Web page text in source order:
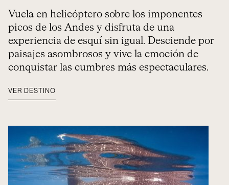
Vuela en helicóptero sobre los imponentes
picos de los Andes y disfruta de una
experiencia de esquí sin igual. Desciende por
paisajes asombrosos y vive la emoción de
conquistar las cumbres más espectaculares.
VER DESTINO